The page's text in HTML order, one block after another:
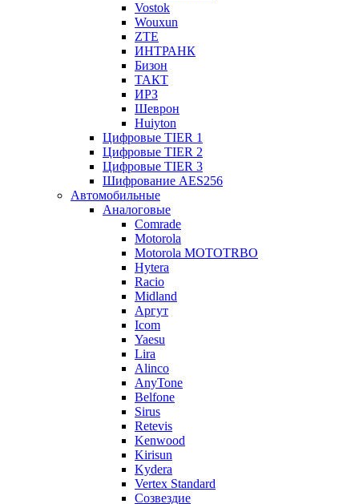
Vostok
Wouxun
ZTE
ИНТРАНК
Бизон
ТАКТ
ИРЗ
Шеврон
Huiyton
Цифровые TIER 1
Цифровые TIER 2
Цифровые TIER 3
Шифрование AES256
Автомобильные
Аналоговые
Comrade
Motorola
Motorola MOTOTRBO
Hytera
Racio
Midland
Аргут
Icom
Yaesu
Lira
Alinco
AnyTone
Belfone
Sirus
Retevis
Kenwood
Kirisun
Kydera
Vertex Standard
Созвездие